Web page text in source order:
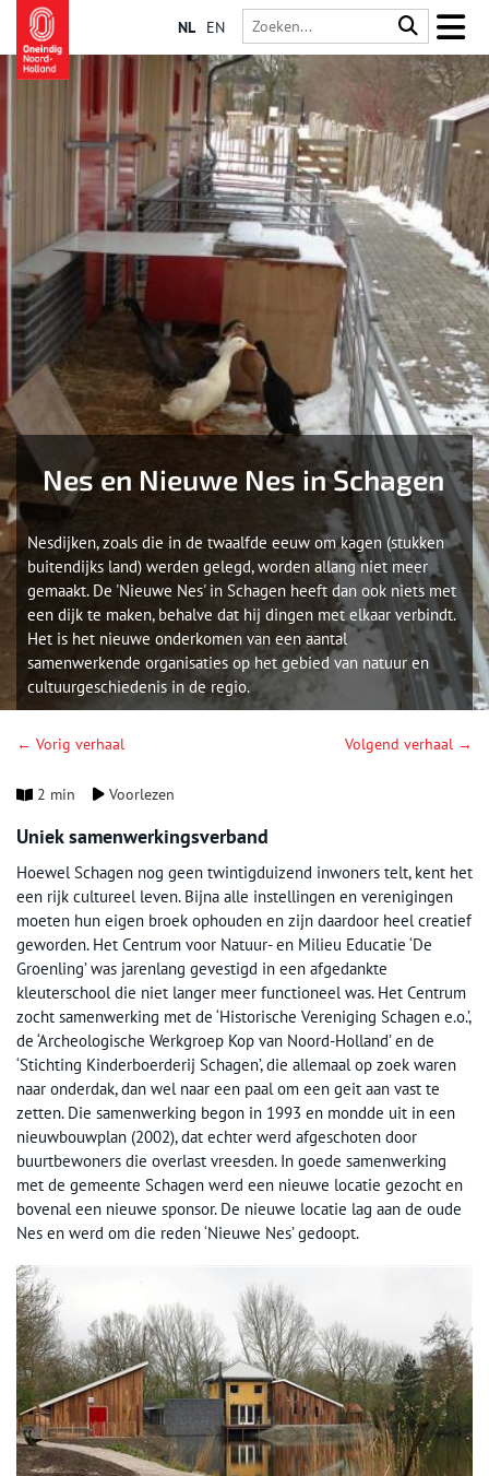
NL EN
Nes en Nieuwe Nes in Schagen
Nesdijken, zoals die in de twaalfde eeuw om kagen (stukken
buitendijks land) werden gelegd, worden allang niet meer
gemaakt. De 'Nieuwe Nes' in Schagen heeft dan ook niets met
een dijk te maken, behalve dat hij dingen met elkaar verbindt.
Het is het nieuwe onderkomen van een aantal
samenwerkende organisaties op het gebied van natuur en
cultuurgeschiedenis in de regio.
← Vorig verhaal Volgend verhaal →
2 min Voorlezen
Uniek samenwerkingsverband
Hoewel Schagen nog geen twintigduizend inwoners telt, kent het
een rijk cultureel leven. Bijna alle instellingen en verenigingen
moeten hun eigen broek ophouden en zijn daardoor heel creatief
geworden. Het Centrum voor Natuur- en Milieu Educatie ‘De
Groenling’ was jarenlang gevestigd in een afgedankte
kleuterschool die niet langer meer functioneel was. Het Centrum
zocht samenwerking met de ‘Historische Vereniging Schagen e.o.’,
de ‘Archeologische Werkgroep Kop van Noord-Holland’ en de
‘Stichting Kinderboerderij Schagen’, die allemaal op zoek waren
naar onderdak, dan wel naar een paal om een geit aan vast te
zetten. Die samenwerking begon in 1993 en mondde uit in een
nieuwbouwplan (2002), dat echter werd afgeschoten door
buurtbewoners die overlast vreesden. In goede samenwerking
met de gemeente Schagen werd een nieuwe locatie gezocht en
bovenal een nieuwe sponsor. De nieuwe locatie lag aan de oude
Nes en werd om die reden ‘Nieuwe Nes’ gedoopt.